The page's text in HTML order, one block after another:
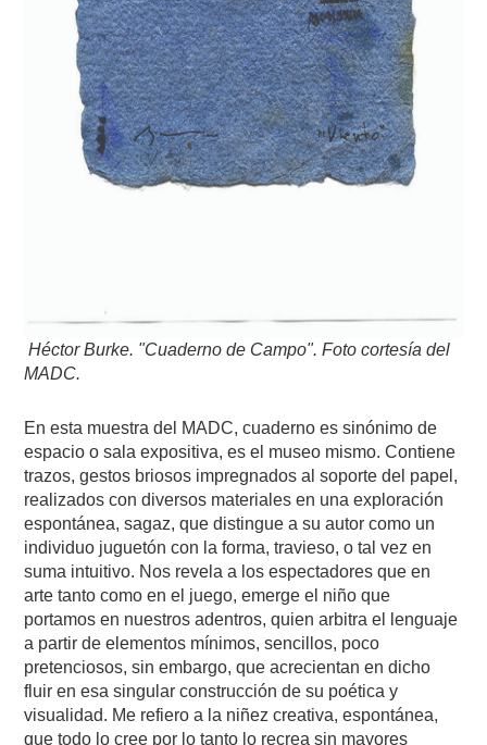
Héctor Burke. "Cuaderno de Campo". Foto cortesía del
MADC.
En esta muestra del MADC, cuaderno es sinónimo de
espacio o sala expositiva, es el museo mismo. Contiene
trazos, gestos briosos impregnados al soporte del papel,
realizados con diversos materiales en una exploración
espontánea, sagaz, que distingue a su autor como un
individuo juguetón con la forma, travieso, o tal vez en
suma intuitivo. Nos revela a los espectadores que en
arte tanto como en el juego, emerge el niño que
portamos en nuestros adentros, quien arbitra el lenguaje
a partir de elementos mínimos, sencillos, poco
pretenciosos, sin embargo, que acrecientan en dicho
fluir en esa singular construcción de su poética y
visualidad. Me refiero a la niñez creativa, espontánea,
que todo lo cree por lo tanto lo recrea sin mayores